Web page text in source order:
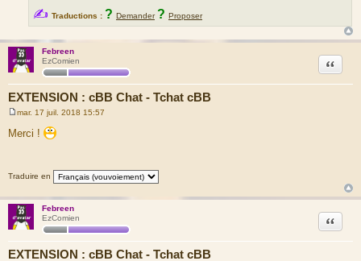
✍ Traductions : ? Demander ? Proposer
Febreen
EzComien
EXTENSION : cBB Chat - Tchat cBB
Citation
e
s
e
mar. 17 juil. 2018 15:57
Merci !
Traduire en
Febreen
EzComien
EXTENSION : cBB Chat - Tchat cBB
Citation